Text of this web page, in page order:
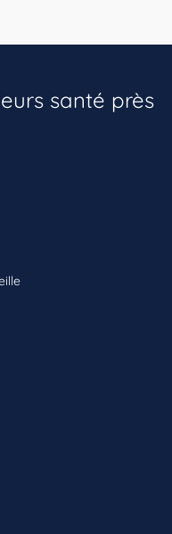
santé près